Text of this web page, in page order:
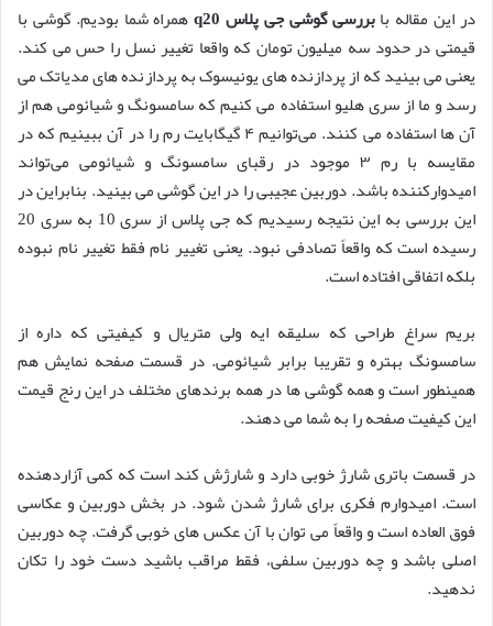
در این مقاله بابررسی گوشی جی پلاس q20
همراه شما بودیم. گوشی با
قیمتی در حدود سه میلیون تومان که واقعا تغییر نسل را حس می کند.
یعنی می بینید که از پردازنده های یونیسوک به پردازنده های مدیاتک می
رسد و ما از سری هلیو استفاده می کنیم که سامسونگ و شیائومی هم از
آن ها استفاده می کنند. می‌توانیم ۴ گیگابایت رم را در آن ببینیم که در
مقایسه با رم ۳ موجود در رقبای سامسونگ و شیائومی می‌تواند
امیدوارکننده باشد. دوربین عجیبی را در این گوشی می بینید. بنابراین در
این بررسی به این نتیجه رسیدیم که جی پلاس از سری 10 به سری 20
رسیده است که واقعاً تصادفی نبود. یعنی تغییر نام فقط تغییر نام نبوده
بلکه اتفاقی افتاده است.
بریم سراغ طراحی که سلیقه ایه ولی متریال و کیفیتی که داره از
سامسونگ بهتره و تقریبا برابر شیائومی. در قسمت صفحه نمایش هم
همینطور است و همه گوشی ها در همه برندهای مختلف در این رنج قیمت
این کیفیت صفحه را به شما می دهند.
در قسمت باتری شارژ خوبی دارد و شارژش کند است که کمی آزاردهنده
است. امیدوارم فکری برای شارژ شدن شود. در بخش دوربین و عکاسی
فوق العاده است و واقعاً می توان با آن عکس های خوبی گرفت. چه دوربین
اصلی باشد و چه دوربین سلفی، فقط مراقب باشید دست خود را تکان
ندهید.